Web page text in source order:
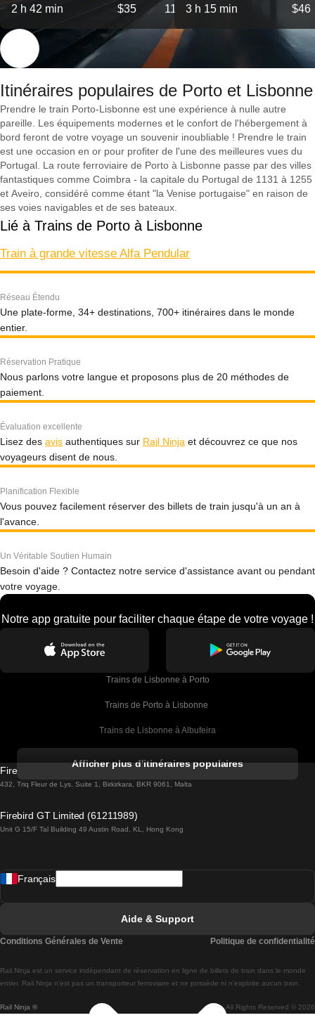
2 h 42 min $35 11 3 h 15 min $46
Itinéraires populaires de Porto et Lisbonne
Prendre le train Porto-Lisbonne est une expérience à nulle autre
pareille. Les équipements modernes et le confort de l'hébergement à
bord feront de votre voyage un souvenir inoubliable ! Prendre le train
est une occasion en or pour profiter de l'une des meilleures vues du
Portugal. La route ferroviaire de Porto à Lisbonne passe par des villes
fantastiques comme Coimbra - la capitale du Portugal de 1131 à 1255
et Aveiro, considéré comme étant "la Venise portugaise" en raison de
ses voies navigables et de ses bateaux.
Lié à Trains de Porto à Lisbonne
Train à grande vitesse Alfa Pendular
Réseau Étendu
Une plate-forme, 34+ destinations, 700+ itinéraires dans le monde
entier.
Réservation Pratique
Nous parlons votre langue et proposons plus de 20 méthodes de
paiement.
Évaluation excellente
Lisez des avis authentiques sur Rail Ninja et découvrez ce que nos
voyageurs disent de nous.
Planification Flexible
Vous pouvez facilement réserver des billets de train jusqu'à un an à
l'avance.
Un Véritable Soutien Humain
Besoin d'aide ? Contactez notre service d'assistance avant ou pendant
votre voyage.
Notre app gratuite pour faciliter chaque étape de votre voyage !
Trains de Lisbonne à Porto
Trains de Porto à Lisbonne
Trains de Lisbonne à Albufeira
Trains de Lisbonne à Lagos
Trains de Lisbonne à Madrid
Trains de Lisbonne à Braga
Trains de Braga à Lisbonne
Afficher plus d'itinéraires populaires
Firebird GT Limited (OC 1451)
432, Triq Fleur de Lys, Suite 1, Birkirkara, BKR 9061, Malta
Firebird GT Limited (61211989)
Unit G 15/F Tal Building 49 Austin Road, KL, Hong Kong
Rail Ninja ® All Rights Reserved © 2026
Rail.Ninja est un service indépendant de réservation en ligne de billets de train dans le monde
entier. Rail Ninja n'est pas un transporteur ferroviaire et ne possède ni n'exploite aucun train.
Français
Aide & Support
Conditions Générales de Vente Politique de confidentialité